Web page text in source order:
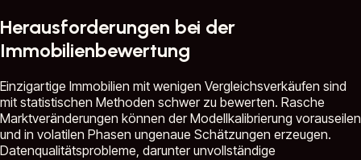
Herausforderungen bei der
Immobilienbewertung
Einzigartige Immobilien mit wenigen Vergleichsverkäufen sind
mit statistischen Methoden schwer zu bewerten. Rasche
Marktveränderungen können der Modellkalibrierung vorauseilen
und in volatilen Phasen ungenaue Schätzungen erzeugen.
Datenqualitätsprobleme, darunter unvollständige